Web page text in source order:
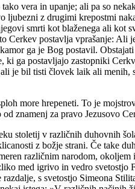
vera in upanje; ali pa so
ljubezni z drugimi krepostmi
smrti kot blaženega ali kot
Cerkev postavlja vprašanje:
ga je Bog postavil.
ga postavljajo zastopniki
je bil tisti človek laik ali
more hrepeneti. To je
znamenj za pravo Jezusovo
stoletij v različnih duhovnih
z božje strani. Če take
različnim narodom,
med igrivo in vedro svetostjo
s svetostjo Simeona